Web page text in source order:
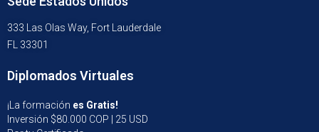
333 Las Olas Way, Fort Lauderdale
FL 33301
Diplomados Virtuales
¡La formación es Gratis!
Inversión $80.000 COP | 25 USD